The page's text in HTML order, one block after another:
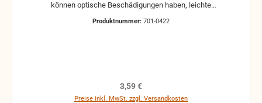
können optische Beschädigungen haben, leichte
und die Produkte sind vom Umtausch
Produktnummer: 701-0422
Regulärer Preis:
3,59 €
Preise inkl. MwSt. zzgl. Versandkosten